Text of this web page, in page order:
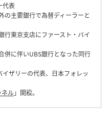
代表
の主要銀行で為替ディーラーと
行東京支店にファースト・バイ
併に伴いUBS銀行となった同行
ザリーの代表、日本フォレッ
ネル」開設。